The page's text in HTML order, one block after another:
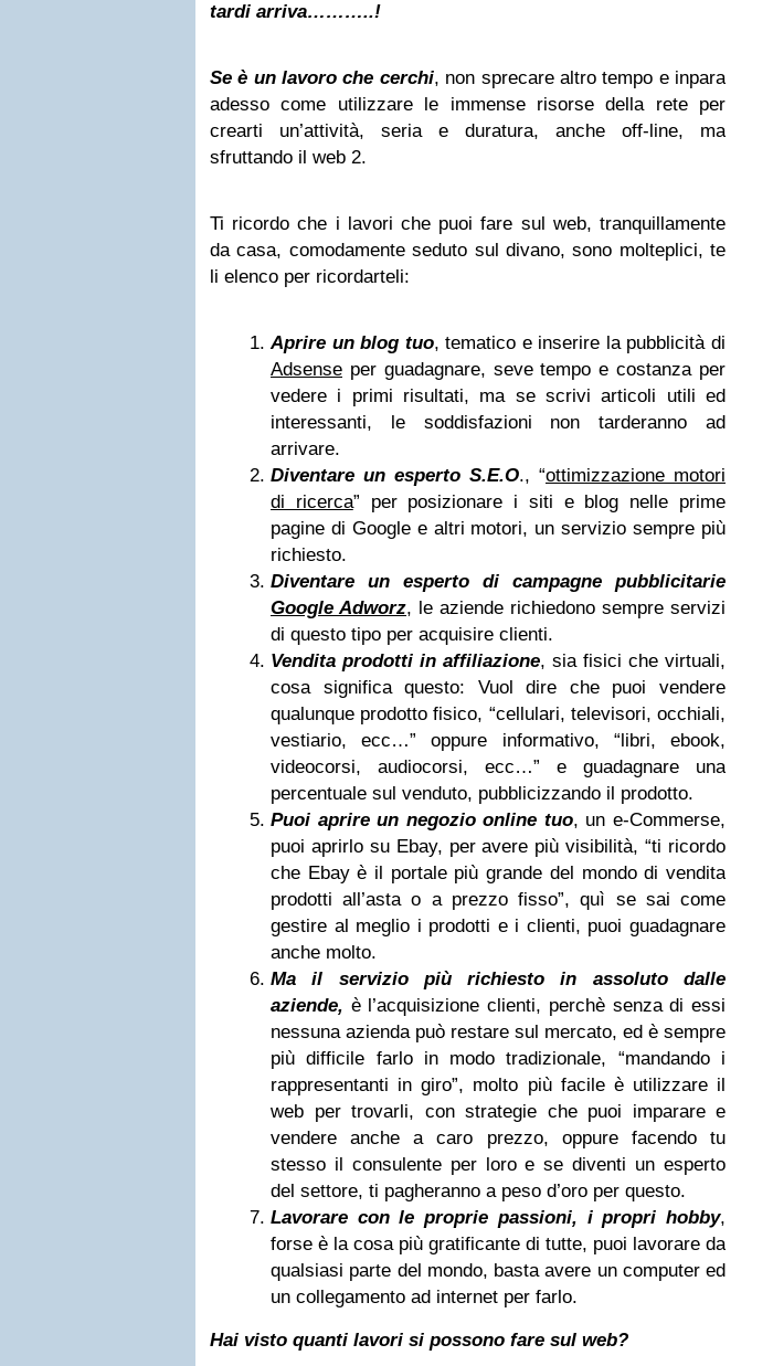
tardi arriva………..!
Se è un lavoro che cerchi, non sprecare altro tempo e inpara
adesso come utilizzare le immense risorse della rete per
crearti un’attività, seria e duratura, anche off-line, ma
sfruttando il web 2.
Ti ricordo che i lavori che puoi fare sul web, tranquillamente
da casa, comodamente seduto sul divano, sono molteplici, te
li elenco per ricordarteli:
Aprire un blog tuo, tematico e inserire la pubblicità di
Adsense per guadagnare, seve tempo e costanza per
vedere i primi risultati, ma se scrivi articoli utili ed
interessanti, le soddisfazioni non tarderanno ad
arrivare.
Diventare un esperto S.E.O., “ottimizzazione motori
di ricerca” per posizionare i siti e blog nelle prime
pagine di Google e altri motori, un servizio sempre più
richiesto.
Diventare un esperto di campagne pubblicitarie
Google Adworz, le aziende richiedono sempre servizi
di questo tipo per acquisire clienti.
Vendita prodotti in affiliazione, sia fisici che virtuali,
cosa significa questo: Vuol dire che puoi vendere
qualunque prodotto fisico, “cellulari, televisori, occhiali,
vestiario, ecc…” oppure informativo, “libri, ebook,
videocorsi, audiocorsi, ecc…” e guadagnare una
percentuale sul venduto, pubblicizzando il prodotto.
Puoi aprire un negozio online tuo, un e-Commerse,
puoi aprirlo su Ebay, per avere più visibilità, “ti ricordo
che Ebay è il portale più grande del mondo di vendita
prodotti all’asta o a prezzo fisso”, quì se sai come
gestire al meglio i prodotti e i clienti, puoi guadagnare
anche molto.
Ma il servizio più richiesto in assoluto dalle
aziende, è l’acquisizione clienti, perchè senza di essi
nessuna azienda può restare sul mercato, ed è sempre
più difficile farlo in modo tradizionale, “mandando i
rappresentanti in giro”, molto più facile è utilizzare il
web per trovarli, con strategie che puoi imparare e
vendere anche a caro prezzo, oppure facendo tu
stesso il consulente per loro e se diventi un esperto
del settore, ti pagheranno a peso d’oro per questo.
Lavorare con le proprie passioni, i propri hobby,
forse è la cosa più gratificante di tutte, puoi lavorare da
qualsiasi parte del mondo, basta avere un computer ed
un collegamento ad internet per farlo.
Hai visto quanti lavori si possono fare sul web?